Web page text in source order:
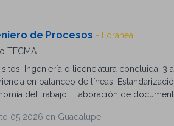
de Procesos - Foránea
TECMA
Ingeniería o licenciatura concluida.
en balanceo de líneas.
del trabajo. Elaboración de
en procesos de fibra optica (Plus)
05 2026 en Guadalupe